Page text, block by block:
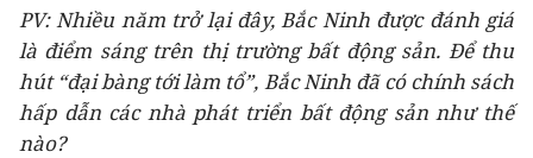
PV: Nhiều năm trở lại đây, Bắc Ninh được đánh giá
là điểm sáng trên thị trường bất động sản. Để thu
hút “đại bàng tới làm tổ”, Bắc Ninh đã có chính sách
hấp dẫn các nhà phát triển bất động sản như thế
nào?